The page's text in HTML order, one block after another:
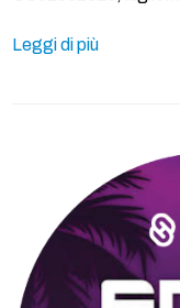
Leggi di più